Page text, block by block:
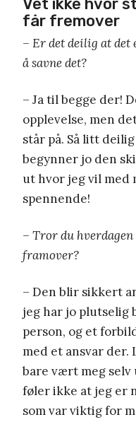
Vet ikke hvor
får fremover
– Er det deilig at
å savne det?
– Ja til begge der!
opplevelse, men
står på. Så litt
begynner jo den
ut hvor jeg vil med
spennende!
– Tror du
framover?
– Den blir sikkert
jeg har jo
person, og et
med et ansvar
bare vært meg
føler ikke at jeg er
som var viktig for